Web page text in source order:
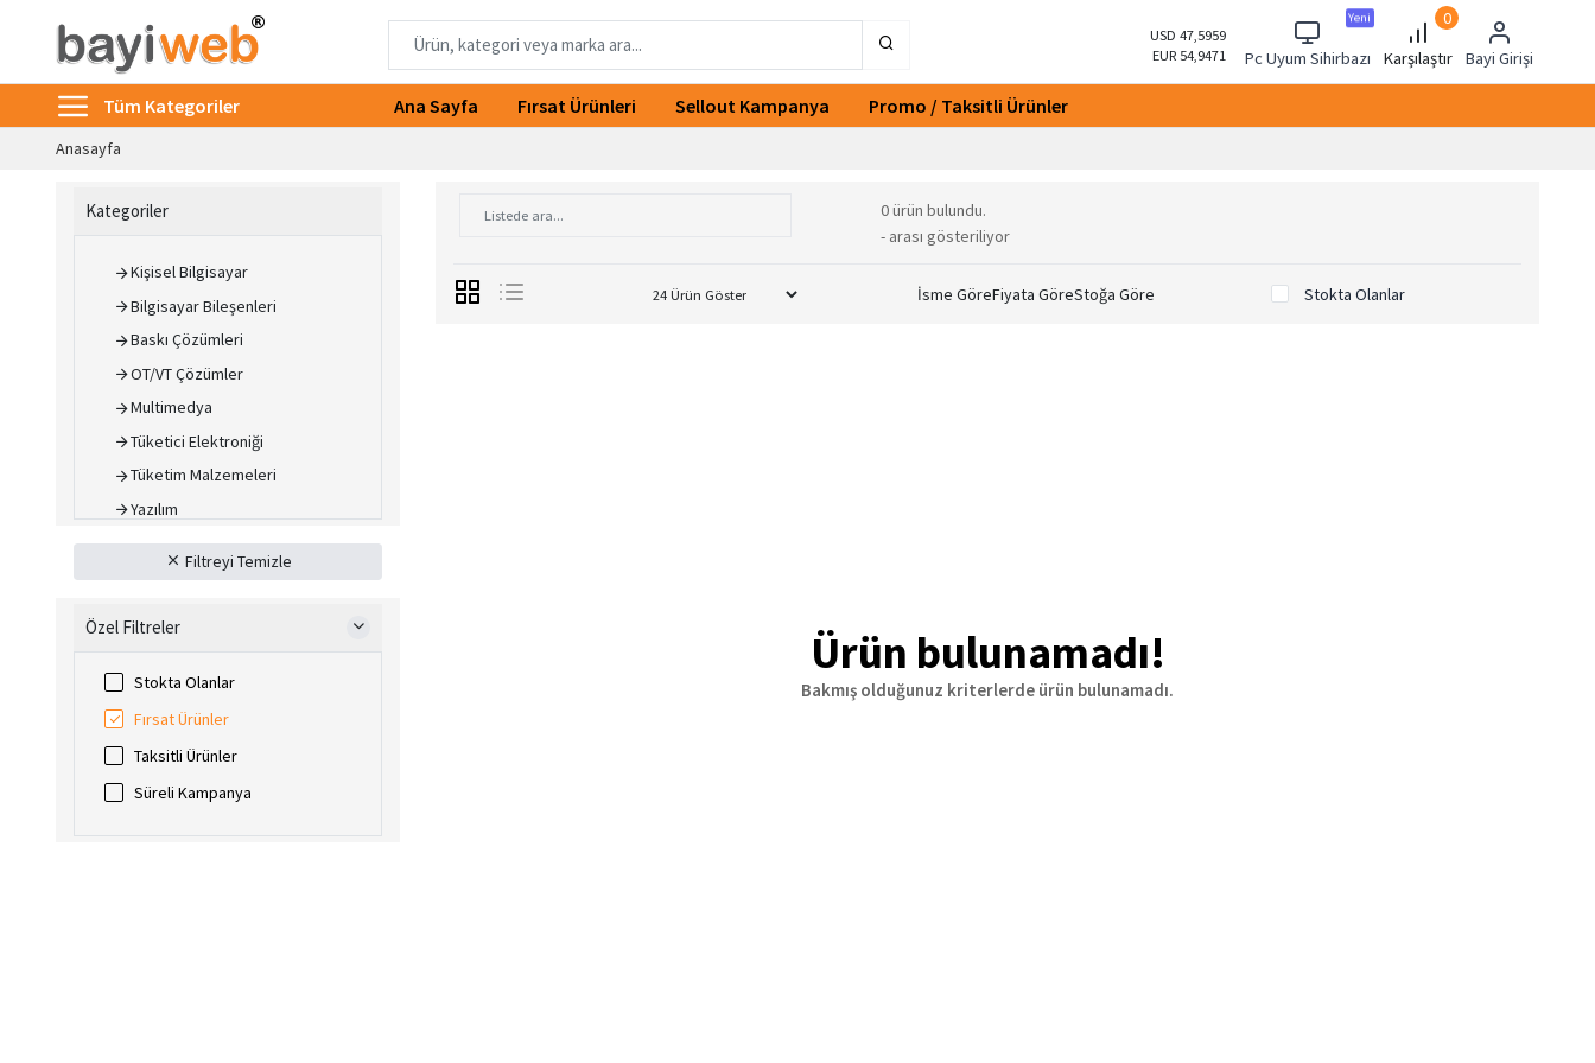
USD 47,5959
EUR 54,9471
Pc Uyum Sihirbazı
Yeni
Karşılaştır
0
Bayi Girişi
Tüm Kategoriler Ana Sayfa Fırsat Ürünleri Sellout Kampanya Promo / Taksitli Ürünler
Anasayfa
Kategoriler
Kişisel Bilgisayar
Bilgisayar Bileşenleri
Baskı Çözümleri
OT/VT Çözümler
Multimedya
Tüketici Elektroniği
Tüketim Malzemeleri
Yazılım
Aksesuar ve Kablo
Güç Üniteleri (UPS)
Kurumsal Ürünler
OUTLET ÜRÜNLER
İkinci El Ürünler
Filtreyi Temizle
Özel Filtreler
Stokta Olanlar
Fırsat Ürünler
Taksitli Ürünler
Süreli Kampanya
0 ürün bulundu.
- arası gösteriliyor
İsme GöreFiyata GöreStoğa Göre Stokta Olanlar
Ürün bulunamadı!
Bakmış olduğunuz kriterlerde ürün bulunamadı.